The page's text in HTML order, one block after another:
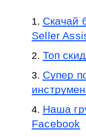
Скачай
Seller
Топ
Супер
Наша
Facebook